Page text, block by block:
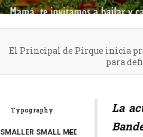
El Principal de Pirque inicia
para
Typography
SMALLER SMALL MEDIUM BIGGER
La